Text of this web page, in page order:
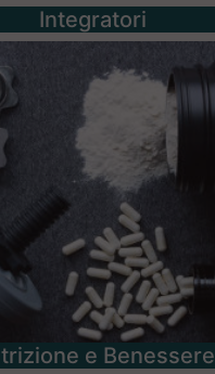
Integratori
e Benessere